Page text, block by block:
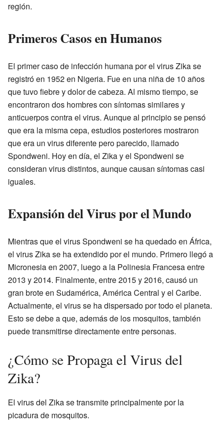
región.
Primeros Casos en Humanos
El primer caso de infección humana por el virus Zika se
registró en 1952 en Nigeria. Fue en una niña de 10 años
que tuvo fiebre y dolor de cabeza. Al mismo tiempo, se
encontraron dos hombres con síntomas similares y
anticuerpos contra el virus. Aunque al principio se pensó
que era la misma cepa, estudios posteriores mostraron
que era un virus diferente pero parecido, llamado
Spondweni. Hoy en día, el Zika y el Spondweni se
consideran virus distintos, aunque causan síntomas casi
iguales.
Expansión del Virus por el Mundo
Mientras que el virus Spondweni se ha quedado en África,
el virus Zika se ha extendido por el mundo. Primero llegó a
Micronesia en 2007, luego a la Polinesia Francesa entre
2013 y 2014. Finalmente, entre 2015 y 2016, causó un
gran brote en Sudamérica, América Central y el Caribe.
Actualmente, el virus se ha dispersado por todo el planeta.
Esto se debe a que, además de los mosquitos, también
puede transmitirse directamente entre personas.
¿Cómo se Propaga el Virus del
Zika?
El virus del Zika se transmite principalmente por la
picadura de mosquitos.